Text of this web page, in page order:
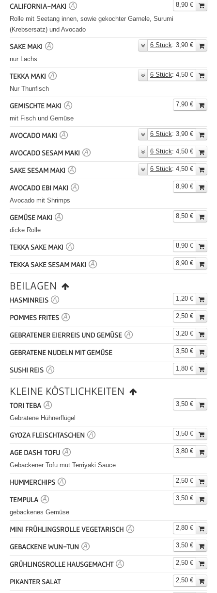
CALIFORNIA-MAKI A
8,90 €
Rolle mit Seetang innen, sowie gekochter Garnele, Surumi
(Krebsersatz) und Avocado
SAKE MAKI A 6 Stück: 3,90 €
nur Lachs
TEKKA MAKI A 6 Stück: 4,50 €
Nur Thunfisch
GEMISCHTE MAKI A
7,90 €
mit Fisch und Gemüse
AVOCADO MAKI A 6 Stück: 3,90 €
AVOCADO SESAM MAKI A 6 Stück: 4,50 €
SAKE SESAM MAKI A 6 Stück: 4,50 €
AVOCADO EBI MAKI A
8,90 €
Avocado mit Shrimps
GEMÜSE MAKI A
8,50 €
dicke Rolle
TEKKA SAKE MAKI A 8,90 €
TEKKA SAKE SESAM MAKI A 8,90 €
BEILAGEN
HASMINREIS A 1,20 €
POMMES FRITES A 2,50 €
GEBRATENER EIERREIS UND GEMÜSE A 3,20 €
GEBRATENE NUDELN MIT GEMÜSE 3,50 €
SUSHI REIS A 1,80 €
KLEINE KÖSTLICHKEITEN
TORI TEBA A
3,50 €
Gebratene Hühnerflügel
GYOZA FLEISCHTASCHEN A 3,50 €
AGE DASHI TOFU A
3,80 €
Gebackener Tofu mut Terriyaki Sauce
HUMMERCHIPS A 2,50 €
TEMPULA A
3,50 €
gebackenes Gemüse
MINI FRÜHLINGSROLLE VEGETARISCH A 2,80 €
GEBACKENE WUN-TUN A 3,50 €
GRÜHLINGSROLLE HAUSGEMACHT A 2,50 €
PIKANTER SALAT 2,50 €